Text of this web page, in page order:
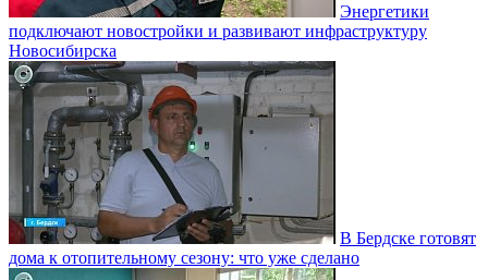
Энергетики
подключают новостройки и развивают инфраструктуру
Новосибирска
В Бердске готовят
дома к отопительному сезону: что уже сделано